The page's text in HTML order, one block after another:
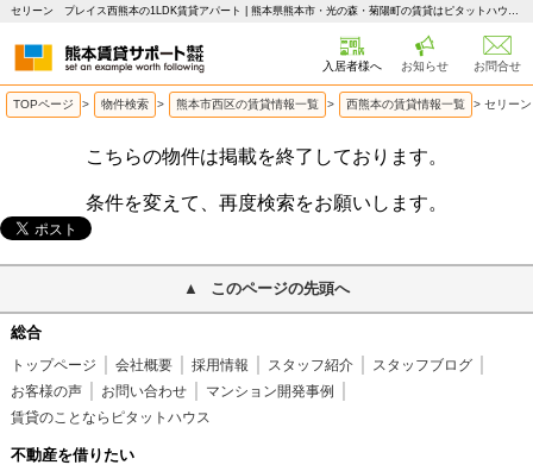
セリーン プレイス西熊本の1LDK賃貸アパート | 熊本県熊本市・光の森・菊陽町の賃貸はピタットハウス 熊本賃貸サポート
入居者様へ お知らせ お問合せ
TOPページ > 物件検索 > 熊本市西区の賃貸情報一覧 > 西熊本の賃貸情報一覧 > セリー
こちらの物件は掲載を終了しております。
条件を変えて、再度検索をお願いします。
このページの先頭へ
総合
トップページ 会社概要 採用情報 スタッフ紹介
スタッフブログ
お客様の声
お問い合わせ
マンション開発事例
賃貸のことならピタットハウス
不動産を借りたい